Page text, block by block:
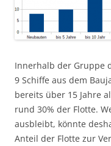
Innerhalb der Gruppe
9 Schiffe aus dem
bereits über 15 Jahre
rund 30% der Flotte.
ausbleibt, könnte
Anteil der Flotte zur